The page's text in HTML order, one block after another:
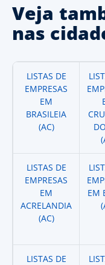
Veja
nas
LISTAS DE
EMPRESAS
EM
BRASILEIA
(AC)
LISTAS DE
EMPRESAS
EM
ACRELANDIA
(AC)
EM
LISTAS DE